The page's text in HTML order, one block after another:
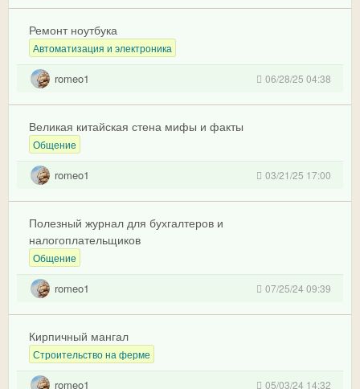
Ремонт ноутбука
Автоматизация и электроника
romeo1 06/28/25 04:38
Великая китайская стена мифы и факты
Общение
romeo1 03/21/25 17:00
Полезный журнал для бухгалтеров и
налогоплательщиков
Общение
romeo1 07/25/24 09:39
Кирпичный мангал
Строительство на ферме
romeo1 05/03/24 14:32